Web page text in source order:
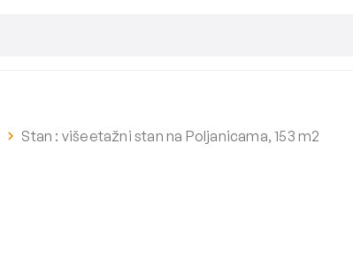
Stan : višeetažni stan na Poljanicama, 153 m2